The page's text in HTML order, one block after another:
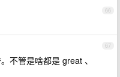
66
67
不管是啥都是 great 、